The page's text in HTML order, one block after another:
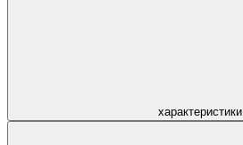
характеристики